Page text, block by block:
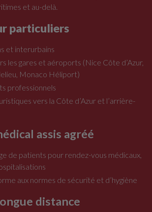
et au-delà.
particuliers
et interurbains
les gares et aéroports (Nice Côte d’Azur,
Monaco Héliport)
professionnels
vers la Côte d’Azur et l’arrière-
assis agréé
de patients pour rendez-vous médicaux,
aux normes de sécurité et d’hygiène
distance